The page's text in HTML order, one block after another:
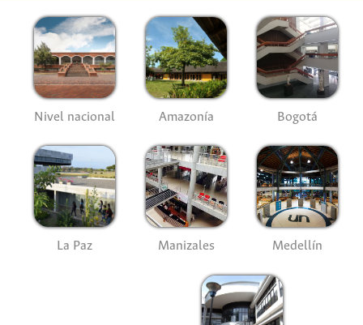
Nivel nacional Amazonía Bogotá
La Paz Manizales Medellín